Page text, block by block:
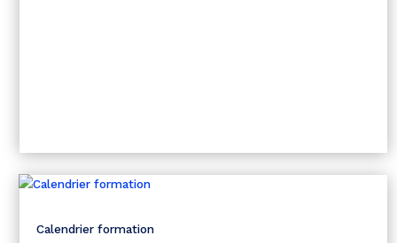
Calendrier formation